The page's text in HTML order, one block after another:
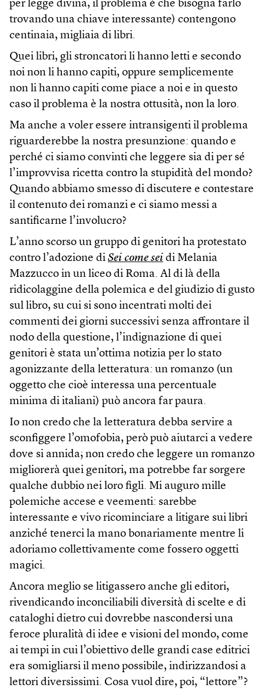
per legge divina, il problema è che bisogna farlo
trovando una chiave interessante) contengono
centinaia, migliaia di libri.
Quei libri, gli stroncatori li hanno letti e secondo
noi non li hanno capiti, oppure semplicemente
non li hanno capiti come piace a noi e in questo
caso il problema è la nostra ottusità, non la loro.
Ma anche a voler essere intransigenti il problema
riguarderebbe la nostra presunzione: quando e
perché ci siamo convinti che leggere sia di per sé
l’improvvisa ricetta contro la stupidità del mondo?
Quando abbiamo smesso di discutere e contestare
il contenuto dei romanzi e ci siamo messi a
santificarne l’involucro?
L’anno scorso un gruppo di genitori ha protestato
contro l’adozione di Sei come sei di Melania
Mazzucco in un liceo di Roma. Al di là della
ridicolaggine della polemica e del giudizio di gusto
sul libro, su cui si sono incentrati molti dei
commenti dei giorni successivi senza affrontare il
nodo della questione, l’indignazione di quei
genitori è stata un’ottima notizia per lo stato
agonizzante della letteratura: un romanzo (un
oggetto che cioè interessa una percentuale
minima di italiani) può ancora far paura.
Io non credo che la letteratura debba servire a
sconfiggere l’omofobia, però può aiutarci a vedere
dove si annida; non credo che leggere un romanzo
migliorerà quei genitori, ma potrebbe far sorgere
qualche dubbio nei loro figli. Mi auguro mille
polemiche accese e veementi: sarebbe
interessante e vivo ricominciare a litigare sui libri
anziché tenerci la mano bonariamente mentre li
adoriamo collettivamente come fossero oggetti
magici.
Ancora meglio se litigassero anche gli editori,
rivendicando inconciliabili diversità di scelte e di
cataloghi dietro cui dovrebbe nascondersi una
feroce pluralità di idee e visioni del mondo, come
ai tempi in cui l’obiettivo delle grandi case editrici
era somigliarsi il meno possibile, indirizzandosi a
lettori diversissimi. Cosa vuol dire, poi, “lettore”?